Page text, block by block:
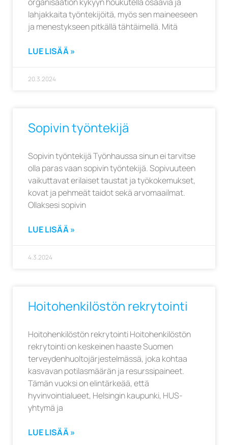
lahjakkaita työntekijöitä, myös sen maineeseen
ja menestykseen pitkällä tähtäimellä. Mitä
LUE LISÄÄ »
20.3.2024
Sopivin työntekijä
Sopivin työntekijä Työnhaussa sinun ei tarvitse
olla paras vaan sopivin työntekijä. Sopivuuteen
vaikuttavat erilaiset taustat ja työkokemukset,
kovat ja pehmeät taidot sekä arvomaailmat.
Ollaksesi sopivin
LUE LISÄÄ »
4.3.2024
Hoitohenkilöstön rekrytointi
Hoitohenkilöstön rekrytointi Hoitohenkilöstön
rekrytointi on keskeinen haaste Suomen
terveydenhuoltojärjestelmässä, joka kohtaa
kasvavan potilasmäärän ja resurssipaineet.
Tämän vuoksi on elintärkeää, että
hyvinvointialueet, Helsingin kaupunki, HUS-
yhtymä ja
LUE LISÄÄ »